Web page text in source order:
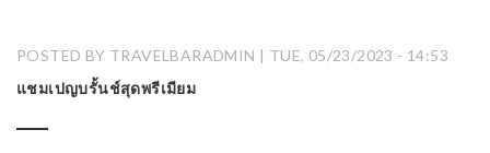
POSTED BY TRAVELBARADMIN | TUE, 05/23/2023 - 14:53
แชมเปญบรั้นช์สุดพรีเมียม